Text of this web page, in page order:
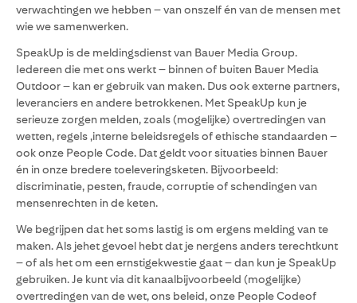
verwachtingen we hebben – van onszelf én van de mensen met
wie we samenwerken.
SpeakUp is de meldingsdienst van Bauer Media Group.
Iedereen die met ons werkt – binnen of buiten Bauer Media
Outdoor – kan er gebruik van maken. Dus ook externe partners,
leveranciers en andere betrokkenen. Met SpeakUp kun je
serieuze zorgen melden, zoals (mogelijke) overtredingen van
wetten, regels ,interne beleidsregels of ethische standaarden –
ook onze People Code. Dat geldt voor situaties binnen Bauer
én in onze bredere toeleveringsketen. Bijvoorbeeld:
discriminatie, pesten, fraude, corruptie of schendingen van
mensenrechten in de keten.
We begrijpen dat het soms lastig is om ergens melding van te
maken. Als jehet gevoel hebt dat je nergens anders terechtkunt
– of als het om een ernstigekwestie gaat – dan kun je SpeakUp
gebruiken. Je kunt via dit kanaalbijvoorbeeld (mogelijke)
overtredingen van de wet, ons beleid, onze People Codeof